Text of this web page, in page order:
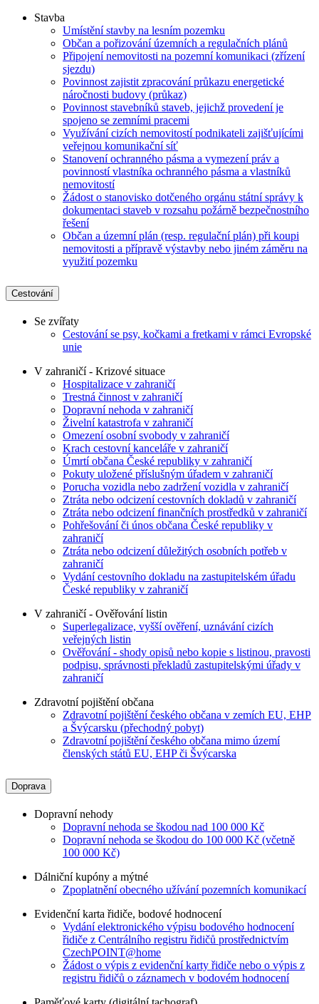
Stavba
Umístění stavby na lesním pozemku
Občan a pořizování územních a regulačních plánů
Připojení nemovitosti na pozemní komunikaci (zřízení
sjezdu)
Povinnost zajistit zpracování průkazu energetické
náročnosti budovy (průkaz)
Povinnost stavebníků staveb, jejichž provedení je
spojeno se zemními pracemi
Využívání cizích nemovitostí podnikateli zajišťujícími
veřejnou komunikační síť
Stanovení ochranného pásma a vymezení práv a
povinností vlastníka ochranného pásma a vlastníků
nemovitostí
Žádost o stanovisko dotčeného orgánu státní správy k
dokumentaci staveb v rozsahu požárně bezpečnostního
řešení
Občan a územní plán (resp. regulační plán) při koupi
nemovitosti a přípravě výstavby nebo jiném záměru na
využití pozemku
Cestování
Se zvířaty
Cestování se psy, kočkami a fretkami v rámci Evropské
unie
V zahraničí - Krizové situace
Hospitalizace v zahraničí
Trestná činnost v zahraničí
Dopravní nehoda v zahraničí
Živelní katastrofa v zahraničí
Omezení osobní svobody v zahraničí
Krach cestovní kanceláře v zahraničí
Úmrtí občana České republiky v zahraničí
Pokuty uložené příslušným úřadem v zahraničí
Porucha vozidla nebo zadržení vozidla v zahraničí
Ztráta nebo odcizení cestovních dokladů v zahraničí
Ztráta nebo odcizení finančních prostředků v zahraničí
Pohřešování či únos občana České republiky v
zahraničí
Ztráta nebo odcizení důležitých osobních potřeb v
zahraničí
Vydání cestovního dokladu na zastupitelském úřadu
České republiky v zahraničí
V zahraničí - Ověřování listin
Superlegalizace, vyšší ověření, uznávání cizích
veřejných listin
Ověřování - shody opisů nebo kopie s listinou, pravosti
podpisu, správnosti překladů zastupitelskými úřady v
zahraničí
Zdravotní pojištění občana
Zdravotní pojištění českého občana v zemích EU, EHP
a Švýcarsku (přechodný pobyt)
Zdravotní pojištění českého občana mimo území
členských států EU, EHP či Švýcarska
Doprava
Dopravní nehody
Dopravní nehoda se škodou nad 100 000 Kč
Dopravní nehoda se škodou do 100 000 Kč (včetně
100 000 Kč)
Dálniční kupóny a mýtné
Zpoplatnění obecného užívání pozemních komunikací
Evidenční karta řidiče, bodové hodnocení
Vydání elektronického výpisu bodového hodnocení
řidiče z Centrálního registru řidičů prostřednictvím
CzechPOINT@home
Žádost o výpis z evidenční karty řidiče nebo o výpis z
registru řidičů o záznamech v bodovém hodnocení